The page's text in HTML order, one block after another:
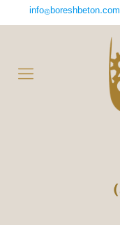
info@boreshbeton.com